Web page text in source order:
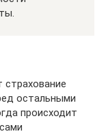
остальными
происходит